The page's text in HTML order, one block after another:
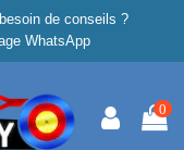
de conseils ?
WhatsApp
0